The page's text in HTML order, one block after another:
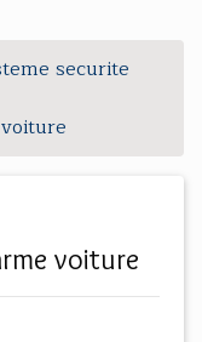
securite
voiture